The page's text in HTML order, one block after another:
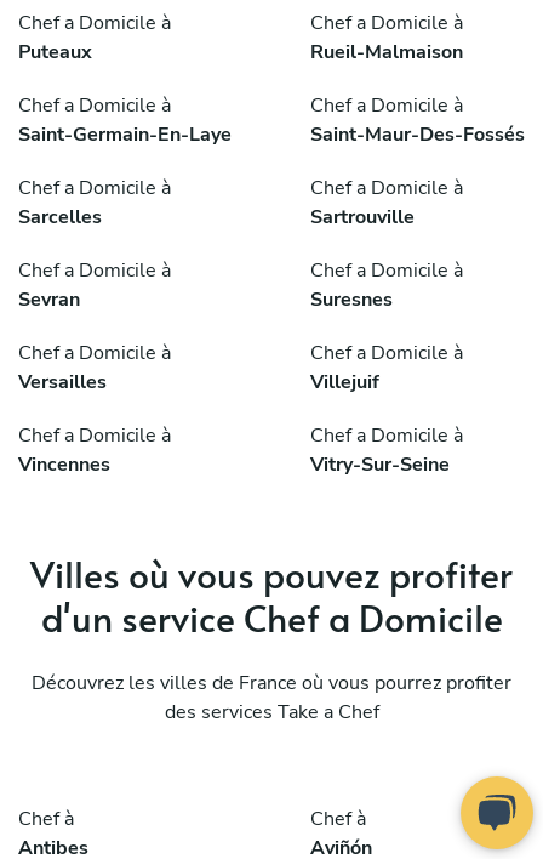
Chef a Domicile à
Puteaux
Chef a Domicile à
Rueil-Malmaison
Chef a Domicile à
Saint-Germain-En-Laye
Chef a Domicile à
Saint-Maur-Des-Fossés
Chef a Domicile à
Sarcelles
Chef a Domicile à
Sartrouville
Chef a Domicile à
Sevran
Chef a Domicile à
Suresnes
Chef a Domicile à
Versailles
Chef a Domicile à
Villejuif
Chef a Domicile à
Vincennes
Chef a Domicile à
Vitry-Sur-Seine
Villes où vous pouvez profiter
d'un service Chef a Domicile
Découvrez les villes de France où vous pourrez profiter
des services Take a Chef
Chef à
Antibes
Chef à
Aviñón